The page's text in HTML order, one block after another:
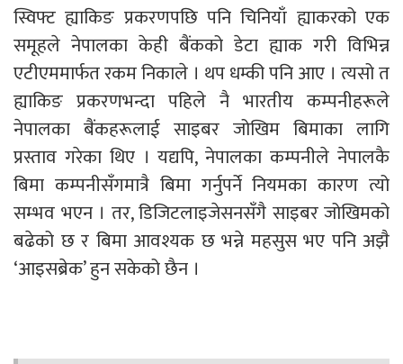
स्विफ्ट ह्याकिङ प्रकरणपछि पनि चिनियाँ ह्याकरको एक
समूहले नेपालका केही बैंकको डेटा ह्याक गरी विभिन्न
एटीएममार्फत रकम निकाले । थप धम्की पनि आए । त्यसो त
ह्याकिङ प्रकरणभन्दा पहिले नै भारतीय कम्पनीहरूले
नेपालका बैंकहरूलाई साइबर जोखिम बिमाका लागि
प्रस्ताव गरेका थिए । यद्यपि, नेपालका कम्पनीले नेपालकै
बिमा कम्पनीसँगमात्रै बिमा गर्नुपर्ने नियमका कारण त्यो
सम्भव भएन । तर, डिजिटलाइजेसनसँगै साइबर जोखिमको
बढेको छ र बिमा आवश्यक छ भन्ने महसुस भए पनि अझै
‘आइसब्रेक’ हुन सकेको छैन ।